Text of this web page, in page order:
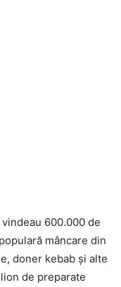
600.000 de
mâncare din
doner kebab şi alte
de preparate